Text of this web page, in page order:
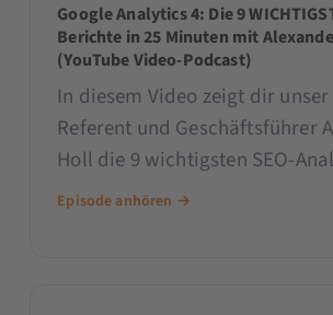
Google Analytics 4: Die 9
Berichte in 25 Minuten mit
(YouTube Video-Podcast)
In diesem Video zeigt dir unser
Referent und Geschäftsführer
Holl die 9 wichtigsten SEO-
Reports, die du in GA4 erstellen
Episode anhören →